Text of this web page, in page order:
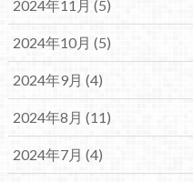
2024年11月 (5)
2024年10月 (5)
2024年9月 (4)
2024年8月 (11)
2024年7月 (4)